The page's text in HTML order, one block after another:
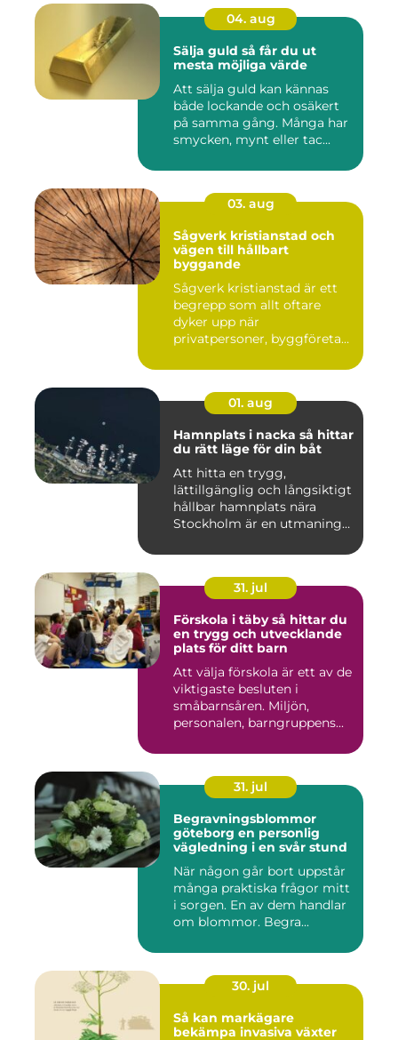
04. aug
Sälja guld så får du ut
mesta möjliga värde
Att sälja guld kan kännas
både lockande och osäkert
på samma gång. Många har
smycken, mynt eller tac...
03. aug
Sågverk kristianstad och
vägen till hållbart
byggande
Sågverk kristianstad är ett
begrepp som allt oftare
dyker upp när
privatpersoner, byggföretag
01. aug
Hamnplats i nacka så hittar
du rätt läge för din båt
Att hitta en trygg,
lättillgänglig och långsiktigt
hållbar hamnplats nära
Stockholm är en utmaning
31. jul
Förskola i täby så hittar du
en trygg och utvecklande
plats för ditt barn
Att välja förskola är ett av de
viktigaste besluten i
småbarnsåren. Miljön,
personalen, barngruppens...
31. jul
Begravningsblommor
göteborg en personlig
vägledning i en svår stund
När någon går bort uppstår
många praktiska frågor mitt
i sorgen. En av dem handlar
om blommor. Begra...
30. jul
Så kan markägare
bekämpa invasiva växter